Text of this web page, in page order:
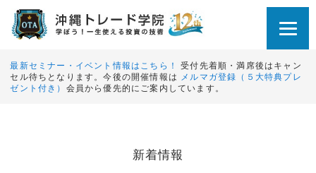
最新セミナー・イベント情報はこちら！ 受付先着順・満席後はキャン
セル待ちとなります。今後の開催情報は メルマガ登録（５大特典プレ
ゼント付き） 会員から優先的にご案内しています。
新着情報